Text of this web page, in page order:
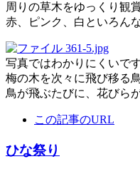
周りの草木をゆっくり観賞
赤、ピンク、白といろん
写真ではわかりにくいです
梅の木を次々に飛び移る
鳥が飛ぶたびに、花びら
この記事のURL
ひな祭り